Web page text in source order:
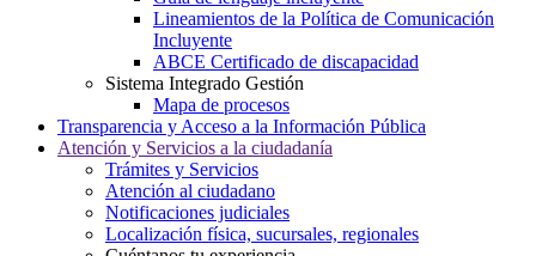
Lineamientos de la Política de Comunicación
Incluyente
ABCE Certificado de discapacidad
Sistema Integrado Gestión
Mapa de procesos
Transparencia y Acceso a la Información Pública
Atención y Servicios a la ciudadanía
Trámites y Servicios
Atención al ciudadano
Notificaciones judiciales
Localización física, sucursales, regionales